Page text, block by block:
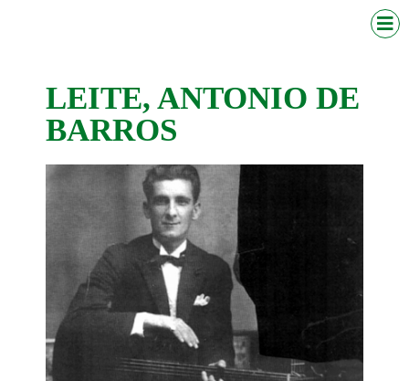
LEITE, ANTONIO DE
BARROS